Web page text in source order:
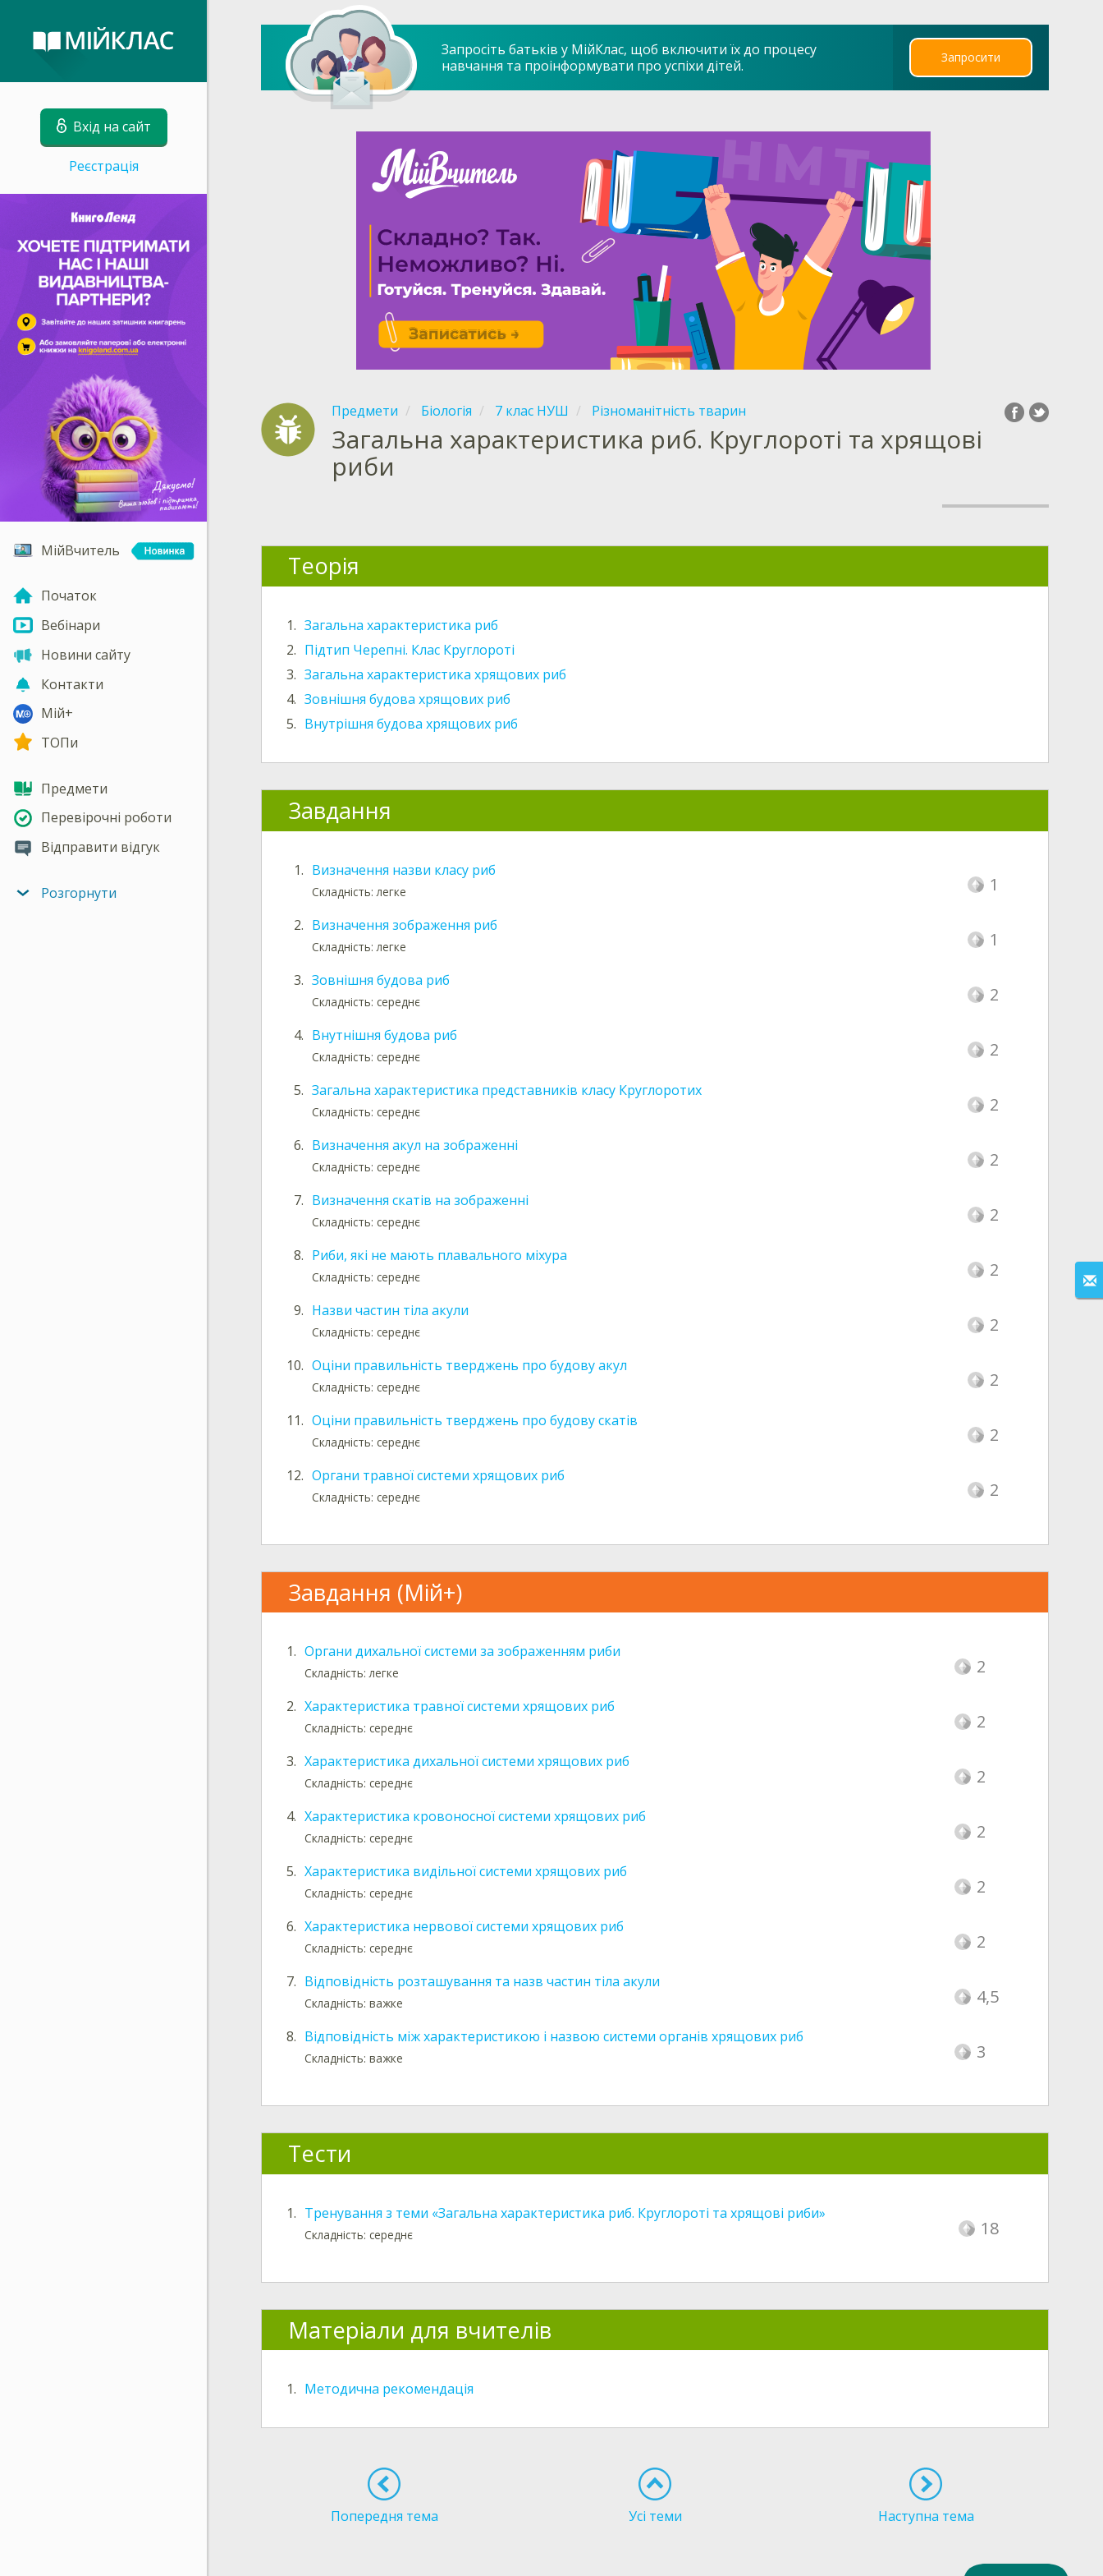
Вхід на сайт
Реєстрація
МійВчитель
Початок
Вебінари
Новини сайту
Контакти
Мій+
ТОПи
Предмети
Перевірочні роботи
Відправити відгук
Розгорнути
Запросіть батьків у МійКлас, щоб включити їх до процесу
навчання та проінформувати про успіхи дітей.
Запросити
Предмети Біологія 7 клас НУШ Різноманітність тварин
Загальна характеристика риб. Круглороті та хрящові
риби
Теорія
1. Загальна характеристика риб
2. Підтип Черепні. Клас Круглороті
3. Загальна характеристика хрящових риб
4. Зовнішня будова хрящових риб
5. Внутрішня будова хрящових риб
Завдання
1. Визначення назви класу риб
Складність: легке 1
2. Визначення зображення риб
Складність: легке 1
3. Зовнішня будова риб
Складність: середнє 2
4. Внутнішня будова риб
Складність: середнє 2
5. Загальна характеристика представників класу Круглоротих
Складність: середнє 2
6. Визначення акул на зображенні
Складність: середнє 2
7. Визначення скатів на зображенні
Складність: середнє 2
8. Риби, які не мають плавального міхура
Складність: середнє 2
9. Назви частин тіла акули
Складність: середнє 2
10. Оціни правильність тверджень про будову акул
Складність: середнє 2
11. Оціни правильність тверджень про будову скатів
Складність: середнє 2
12. Органи травної системи хрящових риб
Складність: середнє 2
Завдання (Мій+)
1. Органи дихальної системи за зображенням риби
Складність: легке 2
2. Характеристика травної системи хрящових риб
Складність: середнє 2
3. Характеристика дихальної системи хрящових риб
Складність: середнє 2
4. Характеристика кровоносної системи хрящових риб
Складність: середнє 2
5. Характеристика видільної системи хрящових риб
Складність: середнє 2
6. Характеристика нервової системи хрящових риб
Складність: середнє 2
7. Відповідність розташування та назв частин тіла акули
Складність: важке 4,5
8. Відповідність між характеристикою і назвою системи органів хрящових риб
Складність: важке 3
Тести
1. Тренування з теми «Загальна характеристика риб. Круглороті та хрящові риби»
Складність: середнє 18
Матеріали для вчителів
1. Методична рекомендація
Попередня тема Усі теми Наступна тема